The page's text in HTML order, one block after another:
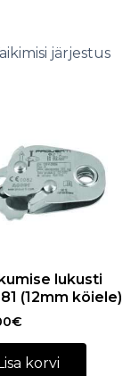
lukusti
(12mm köiele)
€
korvi